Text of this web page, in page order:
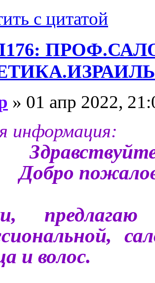
с цитатой
» 01 апр 2022,
информация:
Добро
и волос.